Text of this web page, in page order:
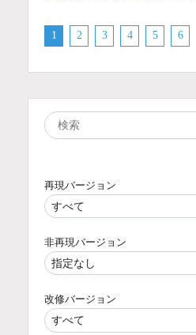
1 2 3 4 5 6
再現バージョン
非再現バージョン
改修バージョン